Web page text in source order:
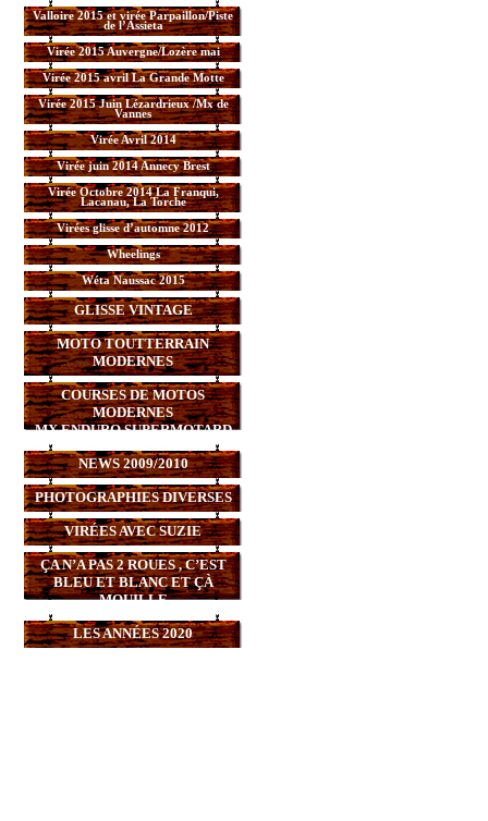
Valloire 2015 et virée Parpaillon/Piste
de l’Assieta
Virée 2015 Auvergne/Lozère mai
Virée 2015 avril La Grande Motte
Virée 2015 Juin Lézardrieux /Mx de
Vannes
Virée Avril 2014
Virée juin 2014 Annecy Brest
Virée Octobre 2014 La Franqui,
Lacanau, La Torche
Virées glisse d’automne 2012
Wheelings
Wéta Naussac 2015
GLISSE VINTAGE
MOTO TOUTTERRAIN
MODERNES
COURSES DE MOTOS
MODERNES
MX,ENDURO,SUPERMOTARD
NEWS 2009/2010
PHOTOGRAPHIES DIVERSES
VIRÉES AVEC SUZIE
ÇA N’A PAS 2 ROUES , C’EST
BLEU ET BLANC ET ÇÀ
MOUILLE
LES ANNÉES 2020